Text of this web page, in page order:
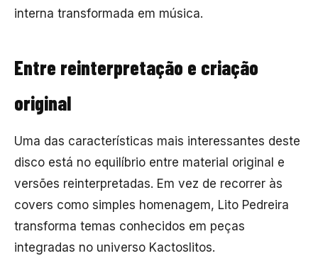
interna transformada em música.
Entre reinterpretação e criação
original
Uma das características mais interessantes deste
disco está no equilíbrio entre material original e
versões reinterpretadas. Em vez de recorrer às
covers como simples homenagem, Lito Pedreira
transforma temas conhecidos em peças
integradas no universo Kactoslitos.